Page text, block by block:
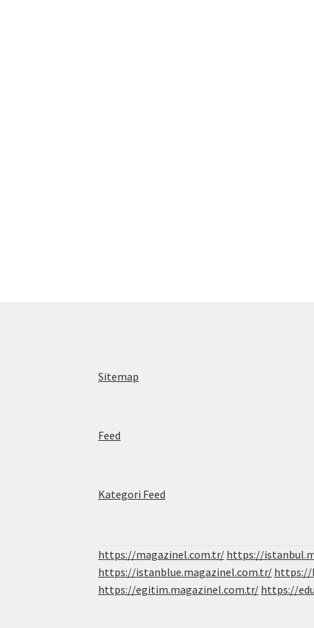
Sitemap
Feed
Kategori Feed
https://magazinel.com.tr/ https://
https://istanblue.magazinel.com.tr/ https://
https://egitim.magazinel.com.tr/ https://